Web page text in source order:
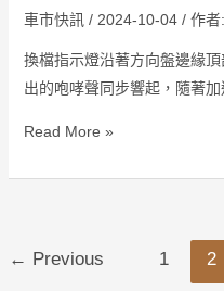
車市快訊 / 2024-10-04 / 作者:
換檔指示燈沿著方向盤邊緣
出的咆哮聲同步響起，隨著
野
引
Read More »
← Previous 1 2